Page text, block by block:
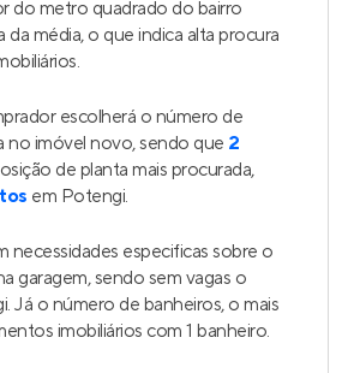
do metro quadrado do bairro
da média, o que indica alta procura
escolherá o número de
no imóvel novo, sendo que 2
de planta mais procurada,
em Potengi.
necessidades especificas sobre o
garagem, sendo sem vagas o
Já o número de banheiros, o mais
imobiliários com 1 banheiro.